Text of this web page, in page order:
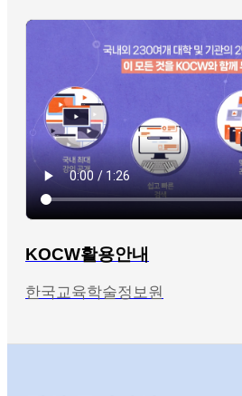
KOCW활용안내
한국교육학술정보원